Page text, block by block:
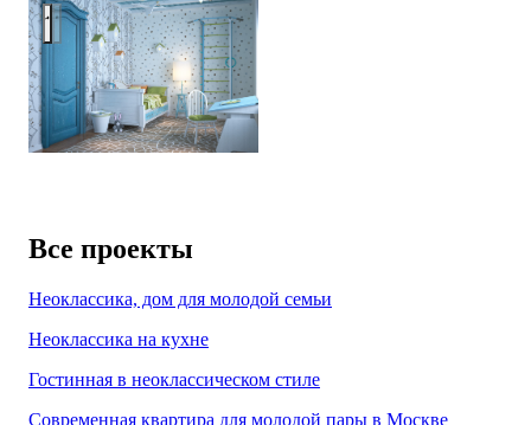
Kids room for a girl in light blue colors - 3D vizualization
Все проекты
Неоклассика, дом для молодой семьи
Неоклассика на кухне
Гостинная в неоклассическом стиле
Современная квартира для молодой пары в Москве